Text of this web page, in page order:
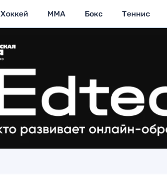
Хоккей MMA Бокс Теннис